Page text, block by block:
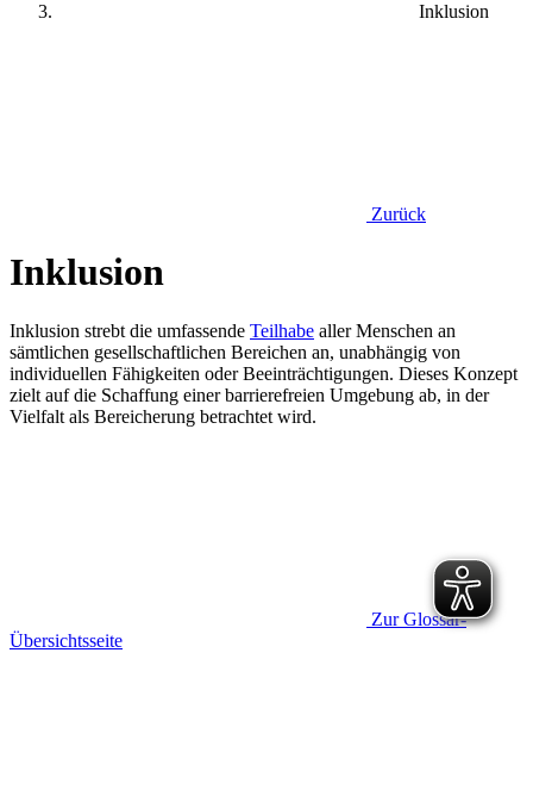
Inklusion
Zurück
Inklusion
Inklusion strebt die umfassende Teilhabe aller Menschen an
sämtlichen gesellschaftlichen Bereichen an, unabhängig von
individuellen Fähigkeiten oder Beeinträchtigungen. Dieses Konzept
zielt auf die Schaffung einer barrierefreien Umgebung ab, in der
Vielfalt als Bereicherung betrachtet wird.
Zur Glossar-
Übersichtsseite